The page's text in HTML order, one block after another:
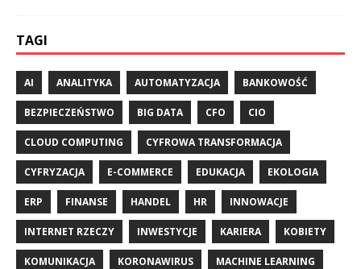
TAGI
AI ANALITYKA AUTOMATYZACJA BANKOWOŚĆ
BEZPIECZEŃSTWO BIG DATA CFO CIO
CLOUD COMPUTING CYFROWA TRANSFORMACJA
CYFRYZACJA E-COMMERCE EDUKACJA EKOLOGIA
ERP FINANSE HANDEL HR INNOWACJE
INTERNET RZECZY INWESTYCJE KARIERA KOBIETY
KOMUNIKACJA KORONAWIRUS MACHINE LEARNING